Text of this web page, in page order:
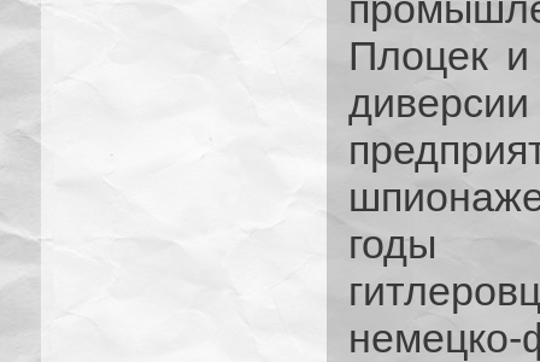
Плоцек и
годы
немецко-